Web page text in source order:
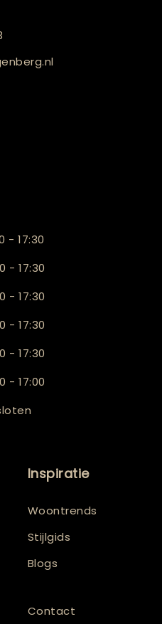
- 17:30
- 17:30
- 17:30
- 17:30
- 17:30
- 17:00
Inspiratie
Woontrends
Stijlgids
Blogs
Contact